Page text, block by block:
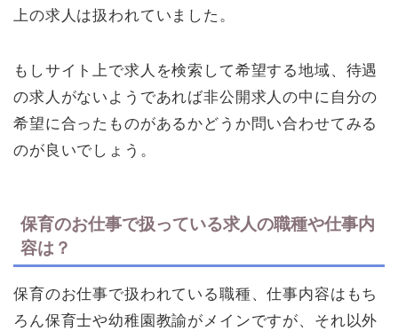
上の求人は扱われていました。
もしサイト上で求人を検索して希望する地域、待遇
の求人がないようであれば非公開求人の中に自分の
希望に合ったものがあるかどうか問い合わせてみる
のが良いでしょう。
保育のお仕事で扱っている求人の職種や仕事内
容は？
保育のお仕事で扱われている職種、仕事内容はもち
ろん保育士や幼稚園教諭がメインですが、それ以外